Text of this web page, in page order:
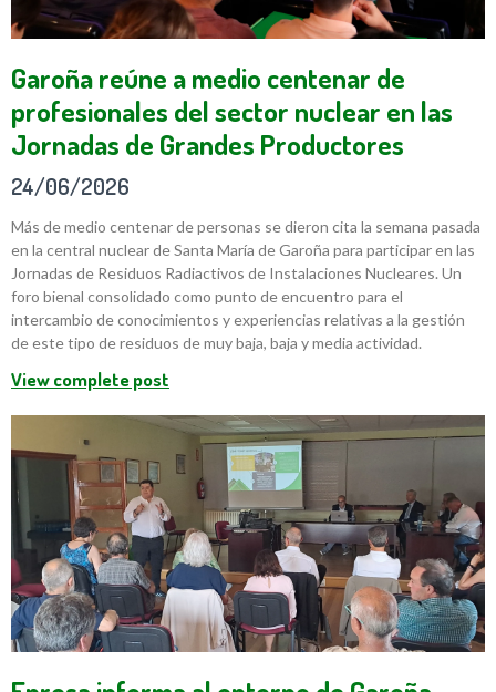
Garoña reúne a medio centenar de
profesionales del sector nuclear en las
Jornadas de Grandes Productores
24/06/2026
Más de medio centenar de personas se dieron cita la semana pasada
en la central nuclear de Santa María de Garoña para participar en las
Jornadas de Residuos Radiactivos de Instalaciones Nucleares. Un
foro bienal consolidado como punto de encuentro para el
intercambio de conocimientos y experiencias relativas a la gestión
de este tipo de residuos de muy baja, baja y media actividad.
View complete post